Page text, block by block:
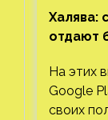
Халява:
отдают
загрузок
На этих
Google
своих